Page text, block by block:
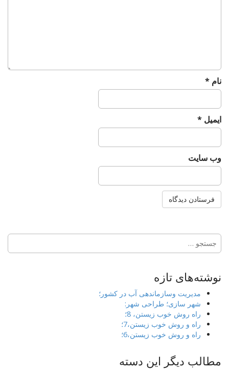
نام *
ایمیل *
وب‌ سایت
جستجو
برای:
نوشته‌های تازه
مدیریت وسازماندهی آب در کشور؛
شهر سازی؛ طراحی شهر:
راه روش خوب زیستن، 8؛
راه و روش خوب زیستن،7؛
راه و روش خوب زیستن،6؛
مطالب دیگر این دسته